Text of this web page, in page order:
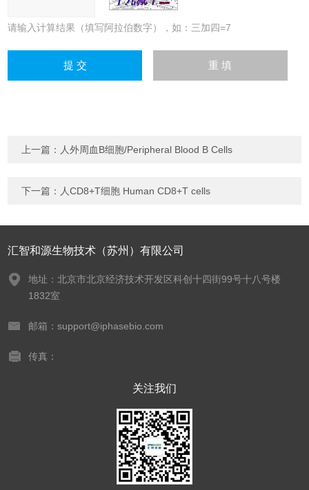
请输入计算结果（填写阿拉伯数字），如：三加四=7
上一篇： 人外周血B细胞/Peripheral Blood B Cells
下一篇： 人CD8+T细胞 Human CD8+T cells
汇智和源生物技术（苏州）有限公司
地址：北京市北京经济技术开发区科创十四街99号十八号楼
1832室
邮箱：support@iphasebio.com
传真：
关注我们